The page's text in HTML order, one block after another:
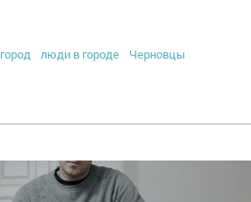
город люди в городе Черновцы